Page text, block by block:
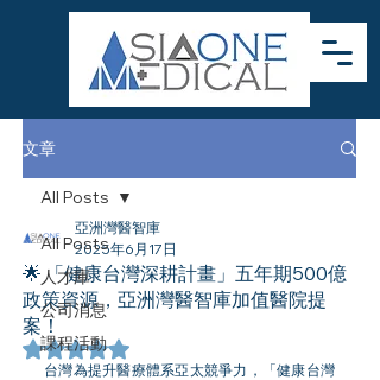
文章
All Posts
人才庫
公司消息
課程活動
All Posts
🌟 「健康台灣深耕計畫」五年期500億
政策資源，亞洲灣醫智庫加值醫院提
案！
亞洲灣醫智庫
2025年6月17日
評等為 NaN（最高為 5 顆星）。
台灣為提升醫療體系亞太競爭力，「健康台灣